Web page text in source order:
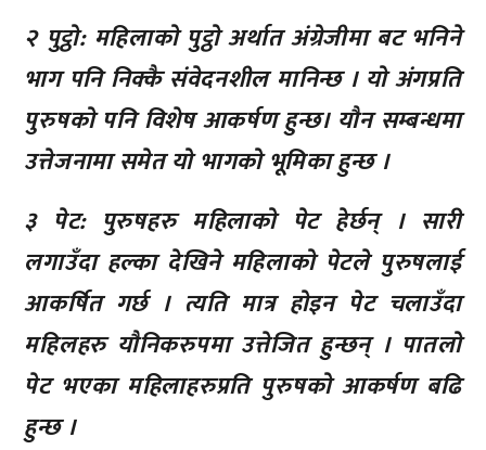
२ पुट्ठो: महिलाको पुट्ठो अर्थात अंग्रेजीमा बट भनिने
भाग पनि निक्कै संवेदनशील मानिन्छ । यो अंगप्रति
पुरुषको पनि विशेष आकर्षण हुन्छ। यौन सम्बन्धमा
उत्तेजनामा समेत यो भागको भूमिका हुन्छ ।
३ पेट: पुरुषहरु महिलाको पेट हेर्छन् । सारी
लगाउँदा हल्का देखिने महिलाको पेटले पुरुषलाई
आकर्षित गर्छ । त्यति मात्र होइन पेट चलाउँदा
महिलहरु यौनिकरुपमा उत्तेजित हुन्छन् । पातलो
पेट भएका महिलाहरुप्रति पुरुषको आकर्षण बढि
हुन्छ ।